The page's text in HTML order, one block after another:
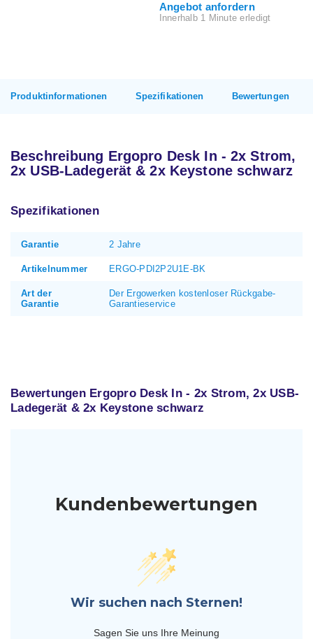
Angebot anfordern
Innerhalb 1 Minute erledigt
Produktinformationen Spezifikationen Bewertungen
Beschreibung Ergopro Desk In - 2x Strom,
2x USB-Ladegerät & 2x Keystone schwarz
Spezifikationen
Garantie 2 Jahre
Artikelnummer ERGO-PDI2P2U1E-BK
Art der
Garantie
Der Ergowerken kostenloser Rückgabe-
Garantieservice
Bewertungen Ergopro Desk In - 2x Strom, 2x USB-
Ladegerät & 2x Keystone schwarz
Kundenbewertungen
Wir suchen nach Sternen!
Sagen Sie uns Ihre Meinung